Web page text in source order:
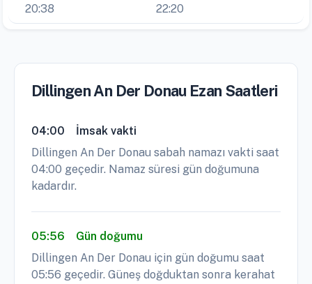
20:38
22:20
Dillingen An Der Donau Ezan Saatleri
04:00
İmsak vakti
Dillingen An Der Donau sabah namazı vakti saat
04:00 geçedir. Namaz süresi gün doğumuna
kadardır.
05:56
Gün doğumu
Dillingen An Der Donau için gün doğumu saat
05:56 geçedir. Güneş doğduktan sonra kerahat